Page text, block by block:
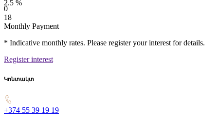
2.5 %
0
18
Monthly Payment
* Indicative monthly rates. Please register your interest for details.
Register interest
Կոնտակտ
+374 55 39 19 19